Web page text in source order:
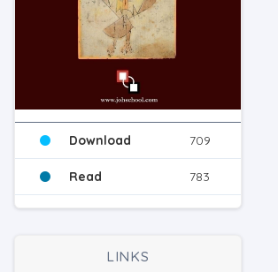
Download 709
Read 783
LINKS